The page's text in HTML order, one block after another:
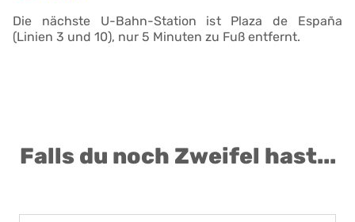
Die nächste U-Bahn-Station ist Plaza de España
(Linien 3 und 10), nur 5 Minuten zu Fuß entfernt.
Falls du noch Zweifel hast...